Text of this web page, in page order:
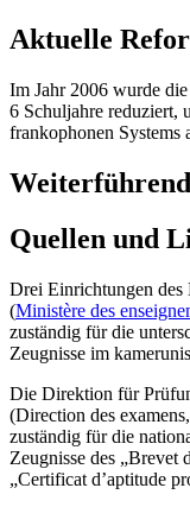
Aktuelle
Im Jahr 2006 wurde
6 Schuljahre reduziert,
frankophonen Systems
Quellen und
Drei Einrichtungen des
(Ministère des
zuständig für die
Zeugnisse im
Die Direktion für
(Direction des
zuständig für die
Zeugnisse des „Brevet
„Certificat d’aptitude